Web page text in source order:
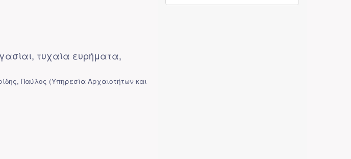
τυχαία ευρήματα,
Παύλος (Υπηρεσία Αρχαιοτήτων και